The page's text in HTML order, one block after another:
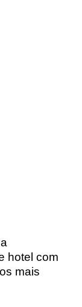
hotel com
mais